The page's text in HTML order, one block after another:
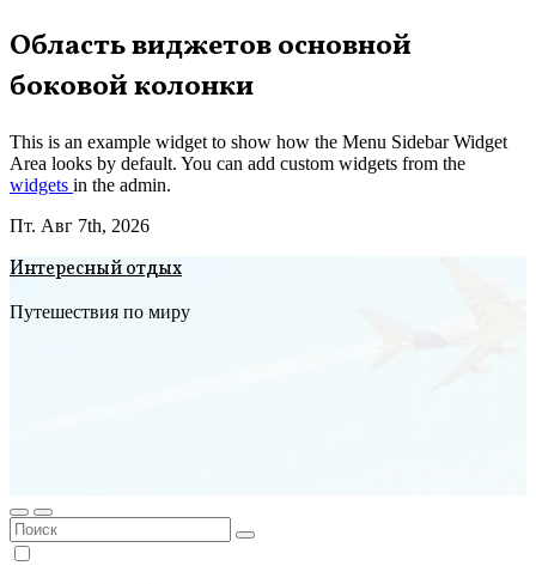
Перейти
к
содержимому
Область виджетов основной
боковой колонки
This is an example widget to show how the Menu Sidebar Widget
Area looks by default. You can add custom widgets from the
widgets in the admin.
Пт. Авг 7th, 2026
Интересный отдых
Путешествия по миру